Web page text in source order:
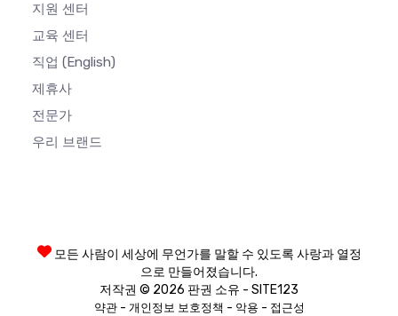
지원 센터
교육 센터
직업 (English)
제휴사
전문가
우리 브랜드
모든 사람이 세상에 무언가를 말할 수 있도록 사랑과 열정
으로 만들어졌습니다.
저작권 © 2026 판권 소유 - SITE123
약관- 개인정보 보호정책 - 악용 - 접근성